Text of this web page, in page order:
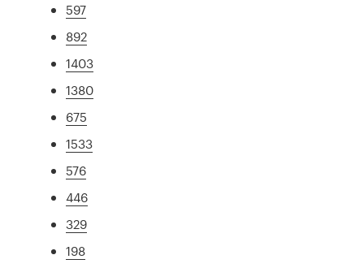
597
892
1403
1380
675
1533
576
446
329
198